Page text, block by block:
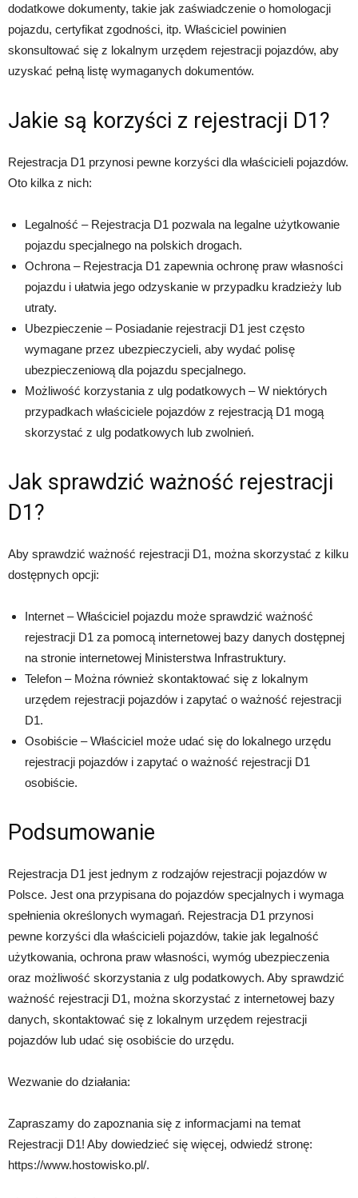
dodatkowe dokumenty, takie jak zaświadczenie o homologacji
pojazdu, certyfikat zgodności, itp. Właściciel powinien
skonsultować się z lokalnym urzędem rejestracji pojazdów, aby
uzyskać pełną listę wymaganych dokumentów.
Jakie są korzyści z rejestracji D1?
Rejestracja D1 przynosi pewne korzyści dla właścicieli pojazdów.
Oto kilka z nich:
Legalność – Rejestracja D1 pozwala na legalne użytkowanie
pojazdu specjalnego na polskich drogach.
Ochrona – Rejestracja D1 zapewnia ochronę praw własności
pojazdu i ułatwia jego odzyskanie w przypadku kradzieży lub
utraty.
Ubezpieczenie – Posiadanie rejestracji D1 jest często
wymagane przez ubezpieczycieli, aby wydać polisę
ubezpieczeniową dla pojazdu specjalnego.
Możliwość korzystania z ulg podatkowych – W niektórych
przypadkach właściciele pojazdów z rejestracją D1 mogą
skorzystać z ulg podatkowych lub zwolnień.
Jak sprawdzić ważność rejestracji
D1?
Aby sprawdzić ważność rejestracji D1, można skorzystać z kilku
dostępnych opcji:
Internet – Właściciel pojazdu może sprawdzić ważność
rejestracji D1 za pomocą internetowej bazy danych dostępnej
na stronie internetowej Ministerstwa Infrastruktury.
Telefon – Można również skontaktować się z lokalnym
urzędem rejestracji pojazdów i zapytać o ważność rejestracji
D1.
Osobiście – Właściciel może udać się do lokalnego urzędu
rejestracji pojazdów i zapytać o ważność rejestracji D1
osobiście.
Podsumowanie
Rejestracja D1 jest jednym z rodzajów rejestracji pojazdów w
Polsce. Jest ona przypisana do pojazdów specjalnych i wymaga
spełnienia określonych wymagań. Rejestracja D1 przynosi
pewne korzyści dla właścicieli pojazdów, takie jak legalność
użytkowania, ochrona praw własności, wymóg ubezpieczenia
oraz możliwość skorzystania z ulg podatkowych. Aby sprawdzić
ważność rejestracji D1, można skorzystać z internetowej bazy
danych, skontaktować się z lokalnym urzędem rejestracji
pojazdów lub udać się osobiście do urzędu.
Wezwanie do działania:
Zapraszamy do zapoznania się z informacjami na temat
Rejestracji D1! Aby dowiedzieć się więcej, odwiedź stronę:
https://www.hostowisko.pl/.